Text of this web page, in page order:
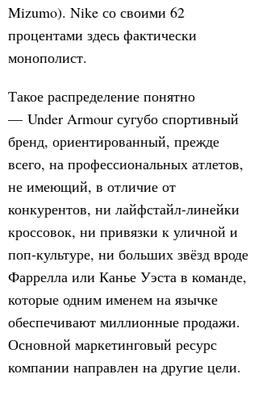
Mizumo). Nike со своими 62
процентами здесь фактически
монополист.
Такое распределение понятно
— Under Armour сугубо спортивный
бренд, ориентированный, прежде
всего, на профессиональных атлетов,
не имеющий, в отличие от
конкурентов, ни лайфстайл-линейки
кроссовок, ни привязки к уличной и
поп-культуре, ни больших звёзд вроде
Фаррелла или Канье Уэста в команде,
которые одним именем на язычке
обеспечивают миллионные продажи.
Основной маркетинговый ресурс
компании направлен на другие цели.